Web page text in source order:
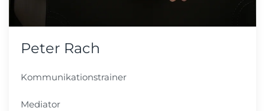
Peter Rach
Kommunikationstrainer
Mediator